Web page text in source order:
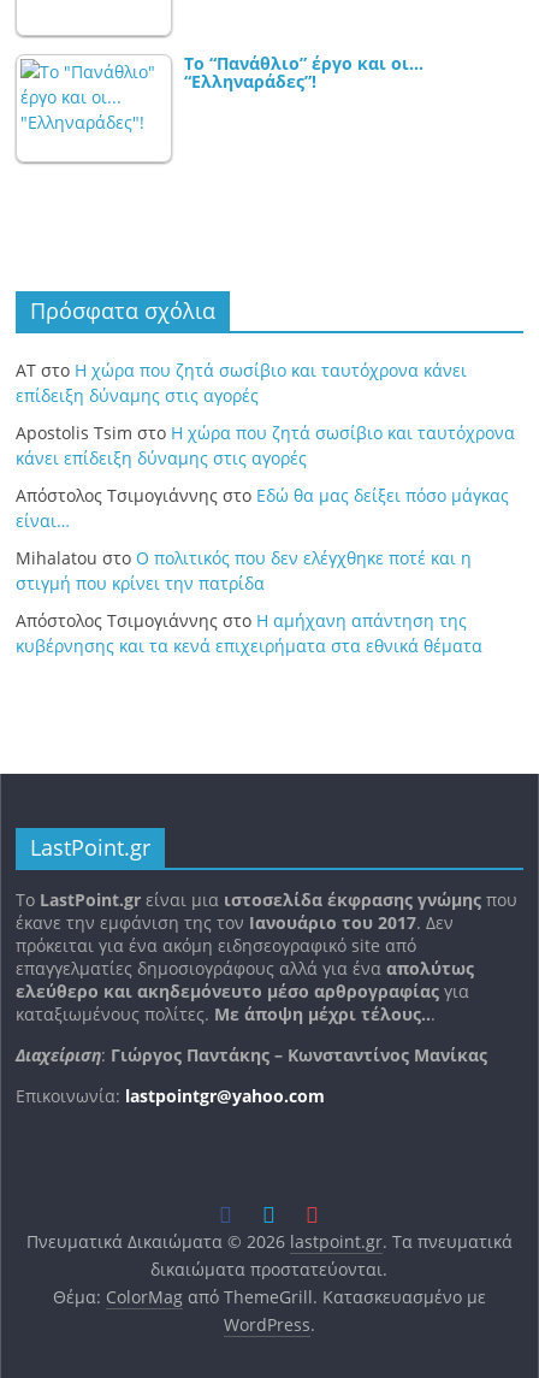
Το “Πανάθλιο” έργο και οι…
“Ελληναράδες”!
Πρόσφατα σχόλια
ΑΤ στο Η χώρα που ζητά σωσίβιο και ταυτόχρονα κάνει
επίδειξη δύναμης στις αγορές
Apostolis Tsim στο Η χώρα που ζητά σωσίβιο και ταυτόχρονα
κάνει επίδειξη δύναμης στις αγορές
Απόστολος Τσιμογιάννης στο Εδώ θα μας δείξει πόσο μάγκας
είναι…
Mihalatou στοΟ πολιτικός που δεν ελέγχθηκε ποτέ και η
στιγμή που κρίνει την πατρίδα
Απόστολος Τσιμογιάννης στο Η αμήχανη απάντηση της
κυβέρνησης και τα κενά επιχειρήματα στα εθνικά θέματα
LastPoint.gr
To LastPoint.gr είναι μια ιστοσελίδα έκφρασης γνώμης που
έκανε την εμφάνιση της τον Ιανουάριο του 2017. Δεν
πρόκειται για ένα ακόμη ειδησεογραφικό site από
επαγγελματίες δημοσιογράφους αλλά για ένααπολύτως
ελεύθερο και ακηδεμόνευτο μέσο αρθρογραφίας για
καταξιωμένους πολίτες. Με άποψη μέχρι τέλους...
Διαχείριση: Γιώργος Παντάκης – Κωνσταντίνος Μανίκας
Επικοινωνία: lastpointgr@yahoo.com
Πνευματικά Δικαιώματα © 2026 lastpoint.gr. Τα πνευματικά
δικαιώματα προστατεύονται.
Θέμα: ColorMagαπό ThemeGrill. Κατασκευασμένο με
WordPress.